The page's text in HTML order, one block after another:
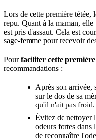
Lors de cette première tétée,
repu. Quant à la maman, elle
est pris d'assaut. Cela est
sage-femme pour recevoir
Pourfaciliter cette première
recommandations :
Après son arrivée,
sur le dos de sa
qu'il n'ait pas froid.
Évitez de nettoyer
odeurs fortes dans
de reconnaître